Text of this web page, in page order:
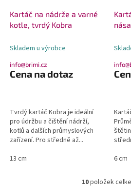
Kartáč na nádrže a varné
kotle, tvrdý Kobra
Skladem u výrobce
info@brimi.cz
Cena na dotaz
Tvrdý kartáč Kobra je ideální
pro údržbu a čištění nádrží,
kotlů a dalších průmyslových
zařízení. Pro středně až...
13 cm
6 cm
10položek